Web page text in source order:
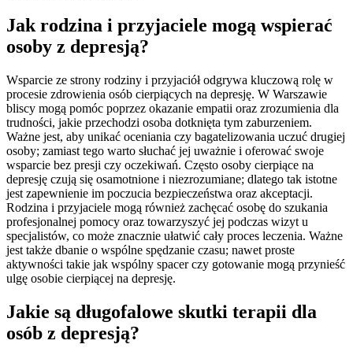
Jak rodzina i przyjaciele mogą wspierać
osoby z depresją?
Wsparcie ze strony rodziny i przyjaciół odgrywa kluczową rolę w
procesie zdrowienia osób cierpiących na depresję. W Warszawie
bliscy mogą pomóc poprzez okazanie empatii oraz zrozumienia dla
trudności, jakie przechodzi osoba dotknięta tym zaburzeniem.
Ważne jest, aby unikać oceniania czy bagatelizowania uczuć drugiej
osoby; zamiast tego warto słuchać jej uważnie i oferować swoje
wsparcie bez presji czy oczekiwań. Często osoby cierpiące na
depresję czują się osamotnione i niezrozumiane; dlatego tak istotne
jest zapewnienie im poczucia bezpieczeństwa oraz akceptacji.
Rodzina i przyjaciele mogą również zachęcać osobę do szukania
profesjonalnej pomocy oraz towarzyszyć jej podczas wizyt u
specjalistów, co może znacznie ułatwić cały proces leczenia. Ważne
jest także dbanie o wspólne spędzanie czasu; nawet proste
aktywności takie jak wspólny spacer czy gotowanie mogą przynieść
ulgę osobie cierpiącej na depresję.
Jakie są długofalowe skutki terapii dla
osób z depresją?